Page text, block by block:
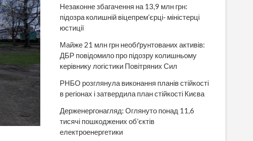
Незаконне збагачення на 13,9 млн грн:
підозра колишній віцепрем’єрці- міністерці
юстиції
Майже 21 млн грн необґрунтованих активів:
ДБР повідомило про підозру колишньому
керівнику логістики Повітряних Сил
РНБО розглянула виконання планів стійкості
в регіонах і затвердила план стійкості Києва
Держенергонагляд: Оглянуто понад 11,6
тисячі пошкоджених об’єктів
електроенергетики